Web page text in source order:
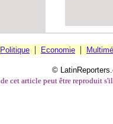
Politique | Economie |
©
de cet article peut être reproduit